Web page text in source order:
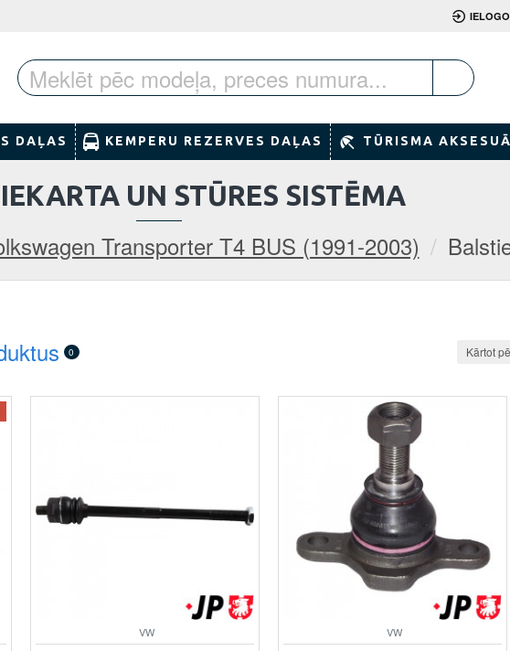
DAĻAS KEMPERU REZERVES DAĻAS TŪRISMA
Transporter T4 BUS (1991-2003)
UN STŪRES SISTĒMA
0 Kārtot
VW VW